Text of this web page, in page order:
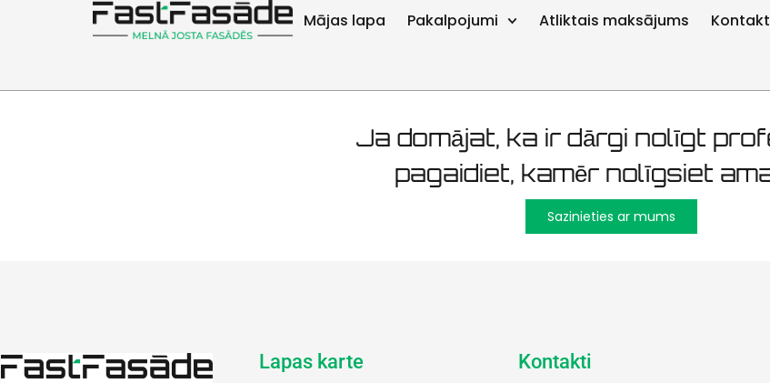
Mājas lapa Pakalpojumi Atliktais maksājums Kontakt
Savrupmāja 250m²
Ja domājat, ka ir dārgi nolīgt
pagaidiet, kamēr nolīgsiet
Sazinieties ar mums
Lapas karte
Kontakti